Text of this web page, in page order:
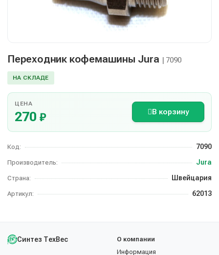
Переходник кофемашины Jura | 7090
НА СКЛАДЕ
ЦЕНА
270 ₽ В корзину
Код: 7090
Производитель: Jura
Страна: Швейцария
Артикул: 62013
Синтез ТехВес
О компании
Информация